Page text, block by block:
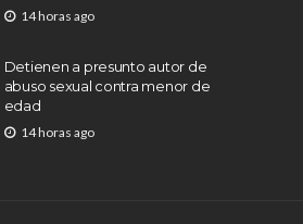
14 horas ago
Detienen a presunto autor de
abuso sexual contra menor de
edad
14 horas ago